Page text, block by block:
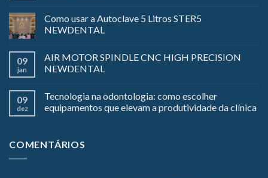
Como usar a Autoclave 5 Litros STER5
NEWDENTAL
09
jan
AIR MOTOR SPINDLE CNC HIGH PRECISION
NEWDENTAL
09
dez
Tecnologia na odontologia: como escolher
equipamentos que elevam a produtividade da clínica
COMENTÁRIOS